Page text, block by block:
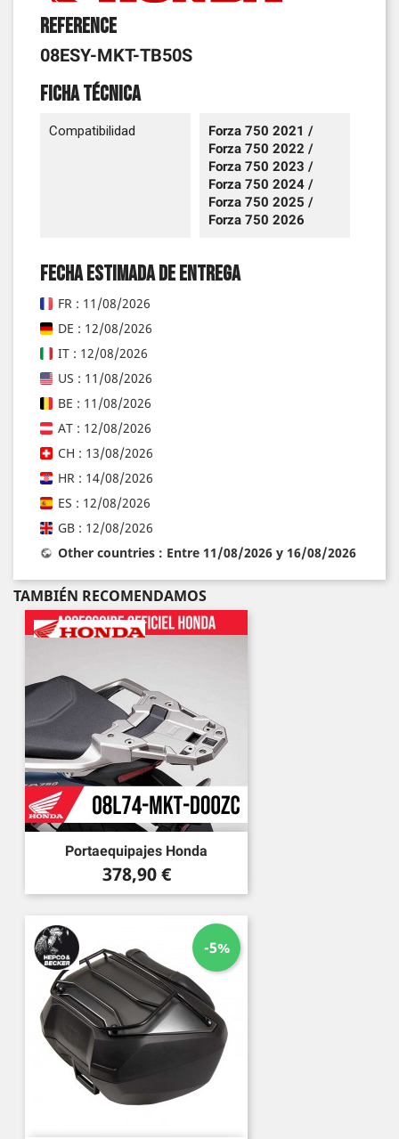
Reference
08ESY-MKT-TB50S
Ficha técnica
Compatibilidad
Forza 750 2021 /
Forza 750 2022 /
Forza 750 2023 /
Forza 750 2024 /
Forza 750 2025 /
Forza 750 2026
Fecha estimada de entrega
FR : 11/08/2026
DE : 12/08/2026
IT : 12/08/2026
US : 11/08/2026
BE : 11/08/2026
AT : 12/08/2026
CH : 13/08/2026
HR : 14/08/2026
ES : 12/08/2026
GB : 12/08/2026
Other countries : Entre 11/08/2026 y 16/08/2026
TAMBIÉN RECOMENDAMOS
Portaequipajes Honda
Precio
378,90 €
-5%